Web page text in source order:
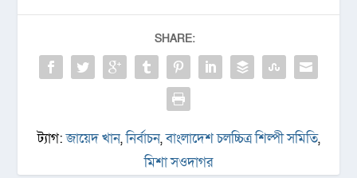
SHARE:
ট্যাগ:জায়েদ খান,নির্বাচন,বাংলাদেশ চলচ্চিত্র শিল্পী সমিতি,
মিশা সওদাগর